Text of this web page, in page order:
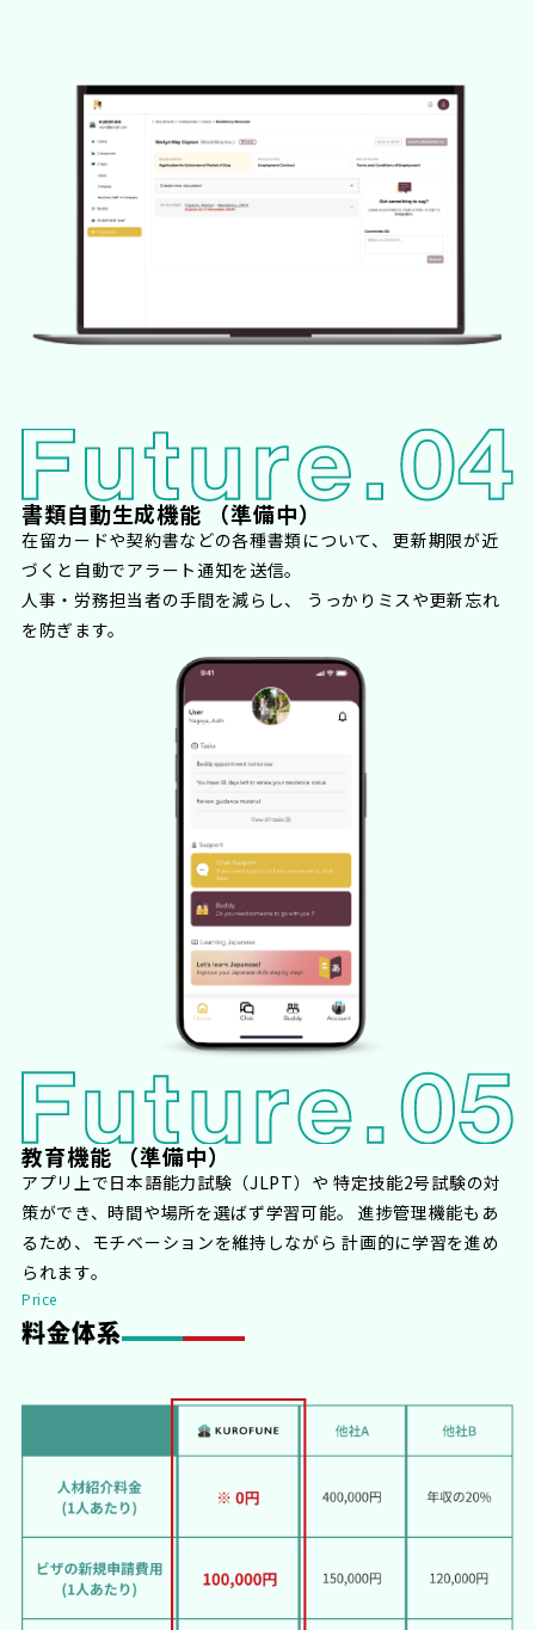
書類自動生成機能 （準備中）
在留カードや契約書などの各種書類について、 更新期限が近
づくと自動でアラート通知を送信。
人事・労務担当者の手間を減らし、 うっかりミスや更新忘れ
を防ぎます。
教育機能 （準備中）
アプリ上で日本語能力試験（JLPT）や 特定技能2号試験の対
策ができ、時間や場所を選ばず学習可能。 進捗管理機能もあ
るため、モチベーションを維持しながら 計画的に学習を進め
られます。
Price
料金体系